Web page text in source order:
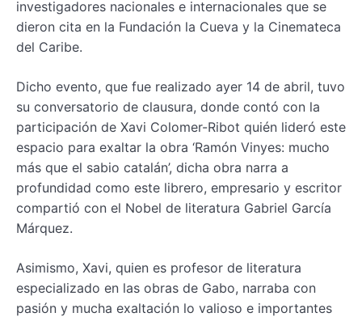
investigadores nacionales e internacionales que se
dieron cita en la Fundación la Cueva y la Cinemateca
del Caribe.
Dicho evento, que fue realizado ayer 14 de abril, tuvo
su conversatorio de clausura, donde contó con la
participación de Xavi Colomer-Ribot quién lideró este
espacio para exaltar la obra ‘Ramón Vinyes: mucho
más que el sabio catalán’, dicha obra narra a
profundidad como este librero, empresario y escritor
compartió con el Nobel de literatura Gabriel García
Márquez.
Asimismo, Xavi, quien es profesor de literatura
especializado en las obras de Gabo, narraba con
pasión y mucha exaltación lo valioso e importantes